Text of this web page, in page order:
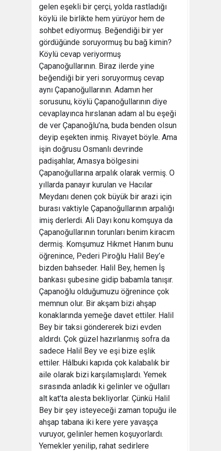
gelen eşekli bir çerçi, yolda rastladığı
köylü ile birlikte hem yürüyor hem de
sohbet ediyormuş. Beğendiği bir yer
gördüğünde soruyormuş bu bağ kimin?
Köylü cevap veriyormuş
Çapanoğullarının. Biraz ilerde yine
beğendiği bir yeri soruyormuş cevap
aynı Çapanoğullarının. Adamın her
sorusunu, köylü Çapanoğullarının diye
cevaplayınca hırslanan adam al bu eşeği
de ver Çapanoğlu’na, buda benden olsun
deyip eşekten inmiş. Rivayet böyle. Ama
işin doğrusu Osmanlı devrinde
padişahlar, Amasya bölgesini
Çapanoğullarına arpalık olarak vermiş. O
yıllarda panayır kurulan ve Hacılar
Meydanı denen çok büyük bir arazi için
burası vaktiyle Çapanoğullarının arpalığı
imiş derlerdi. Ali Dayı konu komşuya da
Çapanoğullarının torunları benim kiracım
dermiş. Komşumuz Hikmet Hanım bunu
öğrenince, Pederi Piroğlu Halil Bey’e
bizden bahseder. Halil Bey, hemen İş
bankası şubesine gidip babamla tanışır.
Çapanoğlu olduğumuzu öğrenince çok
memnun olur. Bir akşam bizi ahşap
konaklarında yemeğe davet ettiler. Halil
Bey bir taksi göndererek bizi evden
aldırdı. Çok güzel hazırlanmış sofra da
sadece Halil Bey ve eşi bize eşlik
ettiler. Hâlbuki kapıda çok kalabalık bir
aile olarak bizi karşılamışlardı. Yemek
sırasında anladık ki gelinler ve oğulları
alt kat’ta alesta bekliyorlar. Çünkü Halil
Bey bir şey isteyeceği zaman topuğu ile
ahşap tabana iki kere yere yavaşça
vuruyor, gelinler hemen koşuyorlardı.
Yemekler yenilip, rahat sedirlere